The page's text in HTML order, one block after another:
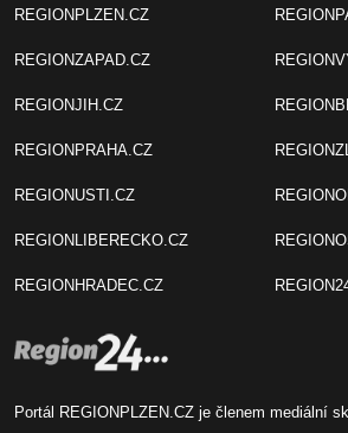
REGIONPLZEN.CZ
REGIONZAPAD.CZ
REGIONJIH.CZ
REGIONPRAHA.CZ
REGIONUSTI.CZ
REGIONLIBERECKO.CZ
REGIONHRADEC.CZ
Portál REGIONPLZEN.CZ je členem mediální